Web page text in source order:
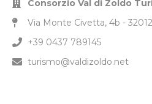
Consorzio Val di Zoldo
Via Monte Civetta, 4b -
+39 0437 789145
turismo@valdizoldo.net